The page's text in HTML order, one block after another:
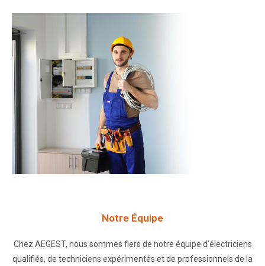
Notre Équipe
Chez AEGEST, nous sommes fiers de notre équipe d’électriciens
qualifiés, de techniciens expérimentés et de professionnels de la